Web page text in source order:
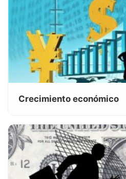
Crecimiento económico